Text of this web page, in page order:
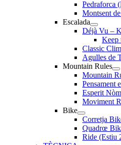
Pedraforca
Montsent
Escalada
Déjà Vu –
Keep
Classic
Agulles de
Mountain Rules
Mountain
Pensament
Esperit
Moviment
Bike
Corretja
Quadrœ
Ride (Estiu